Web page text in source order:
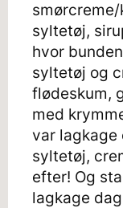
syltetøj,
hvor
syltetøj og
flødeskum,
med
var lagkage
syltetøj,
efter! Og
lagkage